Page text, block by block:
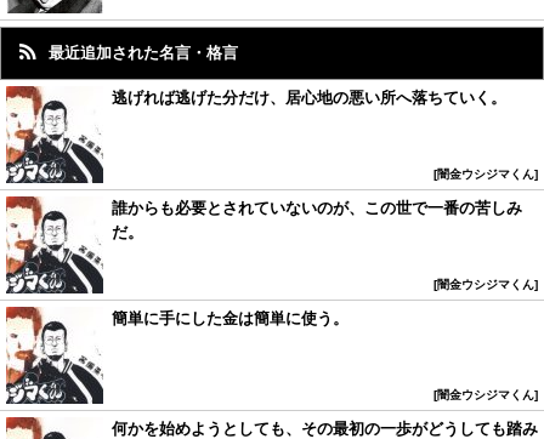
最近追加された名言・格言
逃げれば逃げた分だけ、居心地の悪い所へ落ちていく。
闇金ウシジマくん
誰からも必要とされていないのが、この世で一番の苦しみ
だ。
闇金ウシジマくん
簡単に手にした金は簡単に使う。
闇金ウシジマくん
何かを始めようとしても、その最初の一歩がどうしても踏み